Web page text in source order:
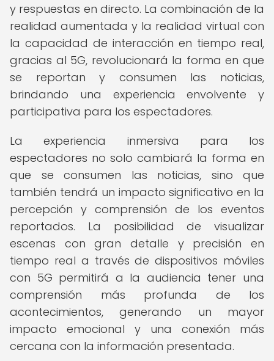
y respuestas en directo. La combinación de la
realidad aumentada y la realidad virtual con
la capacidad de interacción en tiempo real,
gracias al 5G, revolucionará la forma en que
se reportan y consumen las noticias,
brindando una experiencia envolvente y
participativa para los espectadores.
La experiencia inmersiva para los
espectadores no solo cambiará la forma en
que se consumen las noticias, sino que
también tendrá un impacto significativo en la
percepción y comprensión de los eventos
reportados. La posibilidad de visualizar
escenas con gran detalle y precisión en
tiempo real a través de dispositivos móviles
con 5G permitirá a la audiencia tener una
comprensión más profunda de los
acontecimientos, generando un mayor
impacto emocional y una conexión más
cercana con la información presentada.